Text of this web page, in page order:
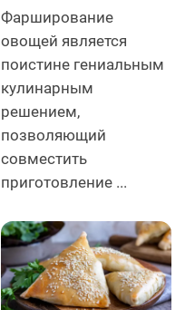
Фарширование
овощей является
поистине гениальным
кулинарным
решением,
позволяющий
совместить
приготовление ...